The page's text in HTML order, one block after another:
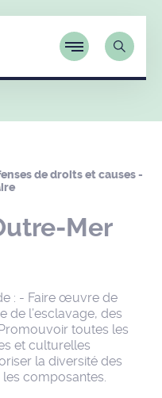
de droits et causes -
Mer
: - Faire œuvre de
de l’esclavage, des
toutes les
et culturelles
la diversité des
composantes.